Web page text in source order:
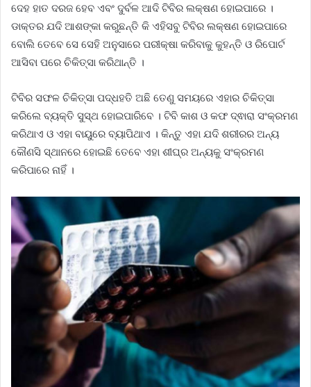
ଦେହ ହାତ ଦରଜ ହେବ ଏବଂ ଦୁର୍ବଳ ଆଦି ଟିବିର ଲକ୍ଷଣ ହୋଇପାରେ ।
ଡାକ୍ତର ଯଦି ଆଶଙ୍କା କରୁଛନ୍ତି କି ଏହିସବୁ ଟିବିର ଲକ୍ଷଣ ହୋଇପାରେ
ବୋଲି ତେବେ ସେ ସେହି ଅନୁସାରେ ପରୀକ୍ଷା କରିବାକୁ କୁହନ୍ତି ଓ ରିପୋର୍ଟ
ଆସିବା ପରେ ଚିକିତ୍ସା କରିଥାନ୍ତି ।
ଟିବିର ସଫଳ ଚିକିତ୍ସା ପଦ୍ଧହତି ଅଛି ତେଣୁ ସମୟରେ ଏହାର ଚିକିତ୍ସା
କରିଲେ ବ୍ୟକ୍ତି ସୁସ୍ଥ ହୋଇପାରିବେ । ଟିବି କାଶ ଓ କଫ ଦ୍ଵାରା ସଂକ୍ରମଣ
କରିଥାଏ ଓ ଏହା ବାୟୁରେ ବ୍ୟାପିଥାଏ । କିନ୍ତୁ ଏହା ଯଦି ଶରୀରର ଅନ୍ୟ
କୌଣସି ସ୍ଥାନରେ ହୋଇଛି ତେବେ ଏହା ଶୀଘ୍ର ଅନ୍ୟକୁ ସଂକ୍ରମଣ
କରିପାରେ ନାହିଁ ।